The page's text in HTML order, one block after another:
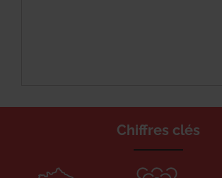
Chiffres clés